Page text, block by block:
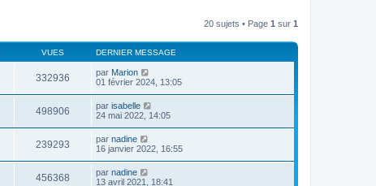
20 sujets • Page 1 sur 1
VUES DERNIER MESSAGE
332936 par Marion
01 février 2024, 13:05
498906 par isabelle
24 mai 2022, 14:05
239293 par nadine
16 janvier 2022, 16:55
456368 par nadine
13 avril 2021, 18:41